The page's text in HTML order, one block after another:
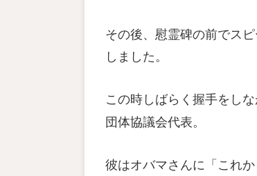
その後、慰霊碑の前でス
しました。
この時しばらく握手をし
団体協議会代表。
彼はオバマさんに「これ